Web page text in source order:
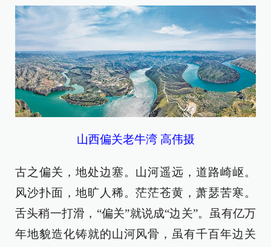
山西偏关老牛湾 高伟摄
古之偏关，地处边塞。山河遥远，道路崎岖。
风沙扑面，地旷人稀。茫茫苍黄，萧瑟苦寒。
舌头稍一打滑，“偏关”就说成“边关”。虽有亿万
年地貌造化铸就的山河风骨，虽有千百年边关